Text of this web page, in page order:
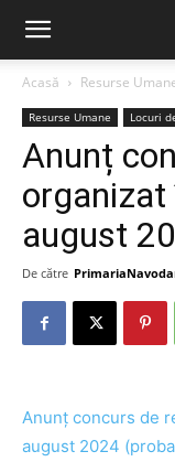
Acasă Resurse
Resurse Umane Locuri
Anunț
organizat
august
De către
Anunț concurs de
august 2024